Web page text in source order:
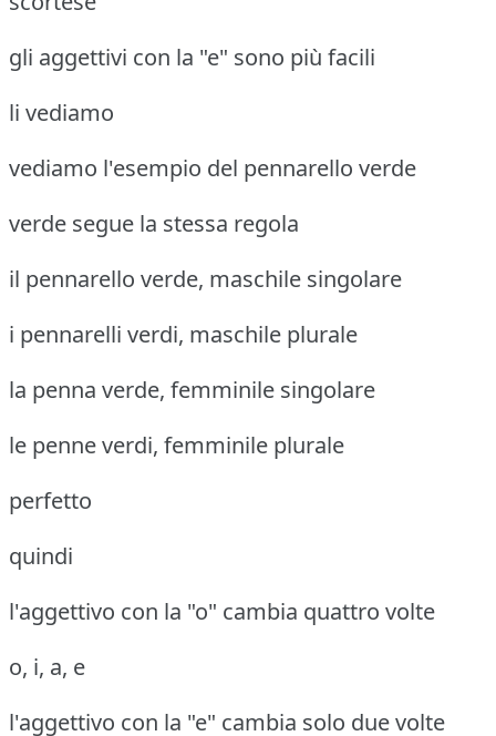
gli aggettivi con la "e" sono più facili
li vediamo
vediamo l'esempio del pennarello verde
verde segue la stessa regola
il pennarello verde, maschile singolare
i pennarelli verdi, maschile plurale
la penna verde, femminile singolare
le penne verdi, femminile plurale
perfetto
quindi
l'aggettivo con la "o" cambia quattro volte
o, i, a, e
l'aggettivo con la "e" cambia solo due volte